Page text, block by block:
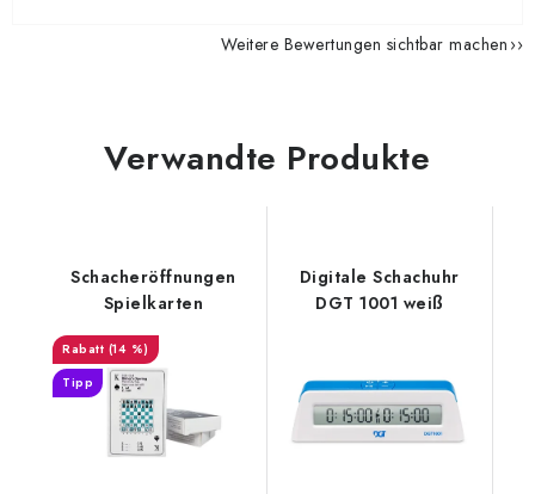
Weitere Bewertungen sichtbar machen
Verwandte Produkte
Schacheröffnungen
Spielkarten
(14 %)
Tipp
Digitale Schachuhr
DGT 1001 weiß